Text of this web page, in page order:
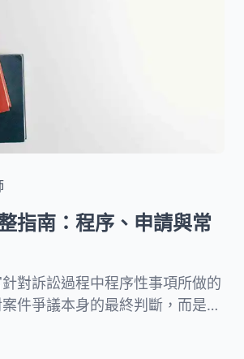
指南：程序、申請與常
對訴訟過程中程序性事項所做的
件爭議本身的最終判斷，而是處
種程序問題。無論是聲請延期開